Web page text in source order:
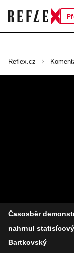
Reflex.cz
Časosběr
nahrnul
Bartkovský